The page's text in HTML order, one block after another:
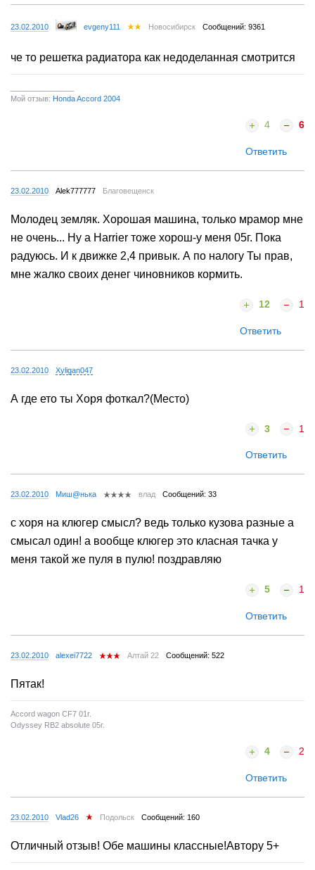
23.02.2010 evgeny111 Новосибирск Сообщений: 9361
че то решетка радиатора как недоделанная смотрится
Мой отзыв: Honda Accord 2004
4 6
Ответить
23.02.2010 Alek777777 Благовещенск
Молодец земляк. Хорошая машина, только мрамор мне
не очень... Ну а Harrier тоже хорош-у меня 05г. Пока
радуюсь. И к движке 2,4 привык. А по налогу Ты прав,
мне жалко своих денег чиновников кормить.
12 1
Ответить
23.02.2010 Xyligan047
А где ето ты Хоря фоткал?(Место)
3 1
Ответить
23.02.2010 Миш@нька влад Сообщений: 33
с хоря на клюгер смысл? ведь только кузова разные а
смысал один! а вообще клюгер это класная тачка у
меня такой же пуля в пулю! поздравляю
5 1
Ответить
23.02.2010 alexei7722 Алтай 22 Сообщений: 522
Пятак!
Accord wagon СF7 01г.
Odyssey RB2 absolute 05г.
4 2
Ответить
23.02.2010 Vlad26 Подольск Сообщений: 160
Отличный отзыв! Обе машины классные!Автору 5+